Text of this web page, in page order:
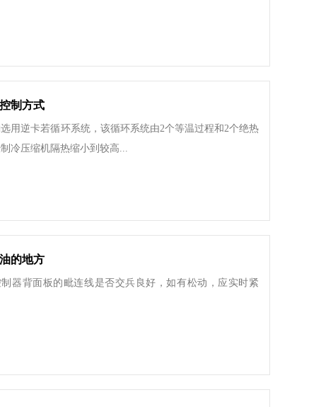
制方式
用逆卡若循环系统，该循环系统由2个等温过程和2个绝热
冷压缩机隔热缩小到较高...
的地方
器背面板的毗连线是否交兵良好，如有松动，应实时紧